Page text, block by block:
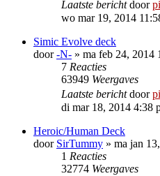
Laatste berichtdoorpi
wo mar 19, 2014
Simic Evolve deck
door-N- » ma feb 24, 2014
7 Reacties
63949 Weergaves
Laatste berichtdoorpi
di mar 18, 2014 4:38
Heroic/Human Deck
door SirTummy » ma jan
1 Reacties
32774 Weergaves